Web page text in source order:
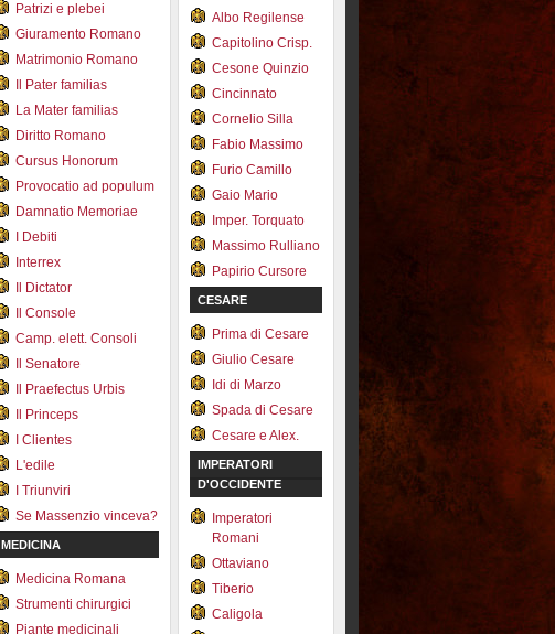
Patrizi e plebei
Giuramento Romano
Matrimonio Romano
Il Pater familias
La Mater familias
Diritto Romano
Cursus Honorum
Provocatio ad populum
Damnatio Memoriae
I Debiti
Interrex
Il Dictator
Il Console
Camp. elett. Consoli
Il Senatore
Il Praefectus Urbis
Il Princeps
I Clientes
L'edile
I Triunviri
Se Massenzio vinceva?
MEDICINA
Medicina Romana
Strumenti chirurgici
Piante medicinali
Albo Regilense
Capitolino Crisp.
Cesone Quinzio
Cincinnato
Cornelio Silla
Fabio Massimo
Furio Camillo
Gaio Mario
Imper. Torquato
Massimo Rulliano
Papirio Cursore
CESARE
Prima di Cesare
Giulio Cesare
Idi di Marzo
Spada di Cesare
Cesare e Alex.
IMPERATORI
D'OCCIDENTE
Imperatori
Romani
Ottaviano
Tiberio
Caligola